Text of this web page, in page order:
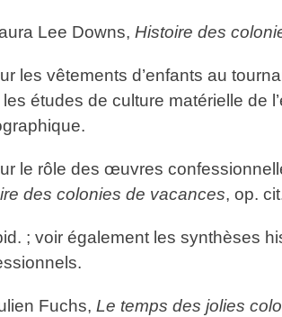
Lee Downs, Histoire des
les vêtements d’enfants au
études de culture matérielle de
le rôle des œuvres
des colonies de vacances, op.
; voir également les synthèses
Fuchs, Le temps des jolies